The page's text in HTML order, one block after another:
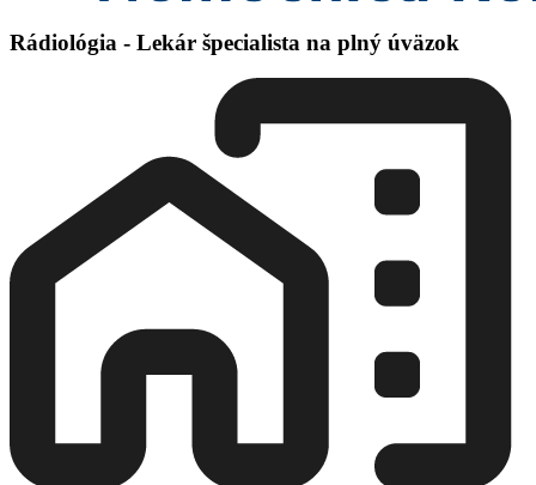
Rádiológia - Lekár špecialista na plný úväzok